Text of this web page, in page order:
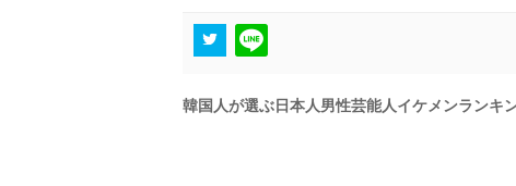
韓国人が選ぶ日本人男性芸能人イケメンラン